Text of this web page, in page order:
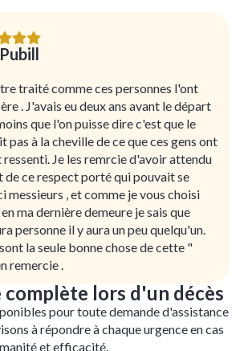
traité comme ces personnes l'ont
. J'avais eu deux ans avant le départ
que l'on puisse dire c'est que le
pas à la cheville de ce que ces gens ont
Je les remrcie d'avoir attendu
de ce respect porté qui pouvait se
messieurs , et comme je vous choisi
ma dernière demeure je sais que
personne il y aura un peu quelqu'un.
la seule bonne chose de cette "
remercie .
complète lors d'un décès
pour toute demande d'assistance
à répondre à chaque urgence en cas
et efficacité.